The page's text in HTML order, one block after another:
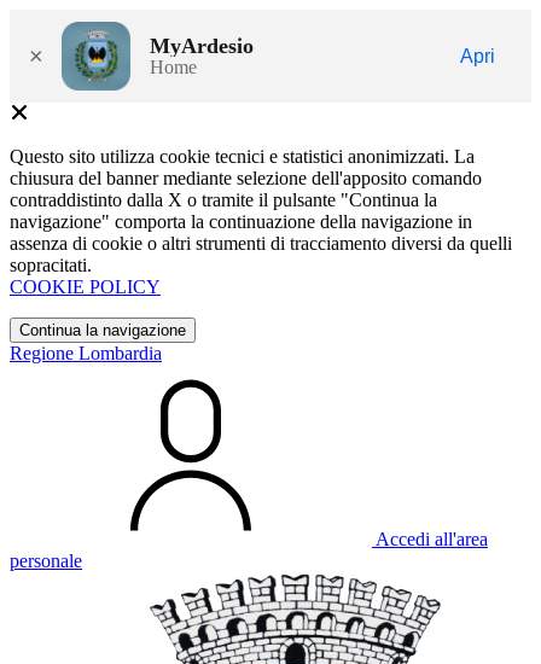
× MyArdesio
Home
Apri
Questo sito utilizza cookie tecnici e statistici anonimizzati. La
chiusura del banner mediante selezione dell'apposito comando
contraddistinto dalla X o tramite il pulsante "Continua la
navigazione" comporta la continuazione della navigazione in
assenza di cookie o altri strumenti di tracciamento diversi da quelli
sopracitati.
COOKIE POLICY
Continua la navigazione
Regione Lombardia
Accedi all'area
personale